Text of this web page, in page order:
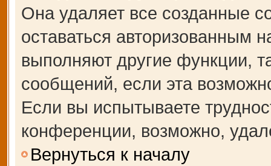
Она удаляет все созданные
оставаться авторизованным
выполняют другие функции,
сообщений, если эта
Если вы испытываете
конференции, возможно,
Вернуться к началу